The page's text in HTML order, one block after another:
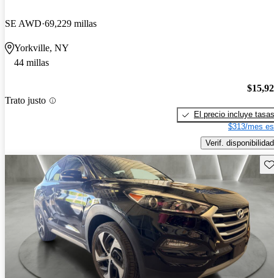
SE AWD 69,229 millas
Yorkville, NY
44 millas
Trato justo
El precio incluye tasas
$313/mes
Verif. disponibilidad